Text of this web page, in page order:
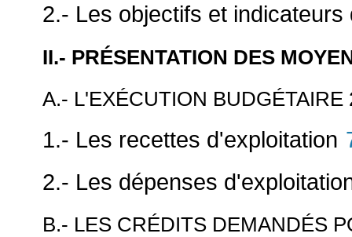
2.- Les objectifs et
II.- PRÉSENTATION DES
A.- L'EXÉCUTION BUDGÉTAIRE
1.- Les recettes d'exploitation
2.- Les dépenses
B.- LES CRÉDITS DEMANDÉS